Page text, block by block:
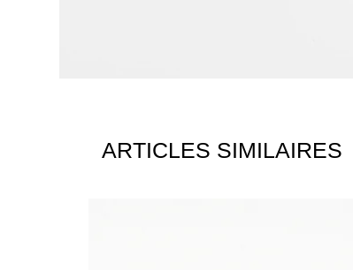
ARTICLES SIMILAIRES